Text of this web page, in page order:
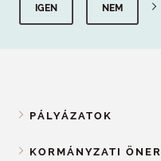
IGEN NEM
PÁLYÁZATOK
KORMÁNYZATI